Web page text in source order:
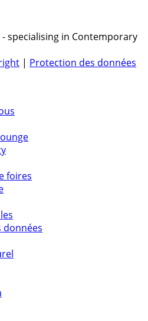
- specialising in Contemporary
| Protection des données
foires
données